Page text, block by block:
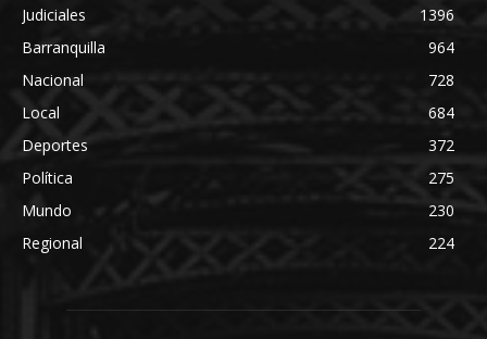
Judiciales
1396
Barranquilla
964
Nacional
728
Local
684
Deportes
372
Política
275
Mundo
230
Regional
224